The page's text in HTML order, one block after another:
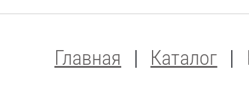
Главная Каталог